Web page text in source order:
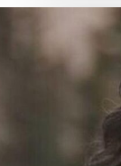
O
CLIPE